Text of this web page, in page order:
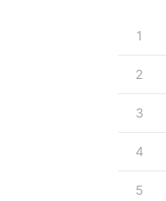
1
2
3
4
5